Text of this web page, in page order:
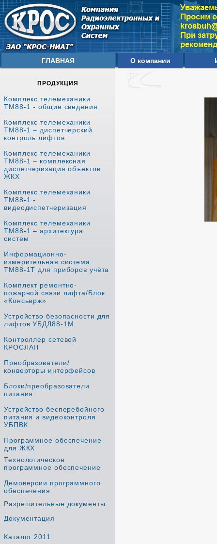
ГЛАВНАЯ
ПРОДУКЦИЯ
Комплекс телемеханики
ТМ88-1 - общие сведения
Комплекс телемеханики
ТМ88-1 – диспетчерский
контроль лифтов
Комплекс телемеханики
ТМ88-1 – комплексная
диспетчеризация объектов
ЖКХ
Комплекс телемеханики
ТМ88-1 -
видеодиспетчеризация
Комплекс телемеханики
ТМ88-1 – архитектура
систем
Информационно-
измерительная система
ТМ88-1Т для приборов учёта
Комплект ремонтно-
пожарной связи лифта/Блок
«Консьерж»
Устройство безопасности для
лифтов УБДЛ88-1М
Контроллер сетевой
КРОСЛАН
Преобразователи/
конверторы интерфейсов
Блоки/преобразователи
питания
Устройство бесперебойного
питания и видеоконтроля
УБПВК
Программное обеспечение
для ЖКХ
Технологическое
программное обеспечение
Демоверсии программного
обеспечения
Разрешительные документы
Документация
Каталог 2011
О компании